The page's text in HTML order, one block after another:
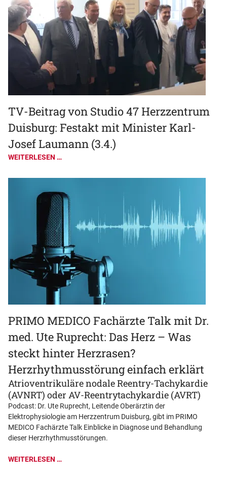
TV-Beitrag von Studio 47 Herzzentrum
Duisburg: Festakt mit Minister Karl-
Josef Laumann (3.4.)
WEITERLESEN …
PRIMO MEDICO Fachärzte Talk mit Dr.
med. Ute Ruprecht: Das Herz – Was
steckt hinter Herzrasen?
Herzrhythmusstörung einfach erklärt
Atrioventrikuläre nodale Reentry-Tachykardie
(AVNRT) oder AV-Reentrytachykardie (AVRT)
Podcast: Dr. Ute Ruprecht, Leitende Oberärztin der
Elektrophysiologie am Herzzentrum Duisburg, gibt im PRIMO
MEDICO Fachärzte Talk Einblicke in Diagnose und Behandlung
dieser Herzrhythmusstörungen.
WEITERLESEN …